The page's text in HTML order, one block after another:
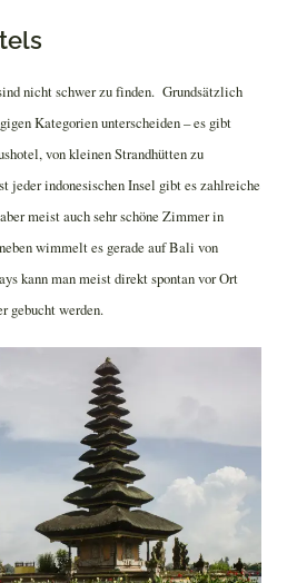
nicht schwer zu finden. Grundsätzlich
Kategorien unterscheiden – es gibt
von kleinen Strandhütten zu
jeder indonesischen Insel gibt es zahlreiche
meist auch sehr schöne Zimmer in
wimmelt es gerade auf Bali von
kann man meist direkt spontan vor Ort
gebucht werden.